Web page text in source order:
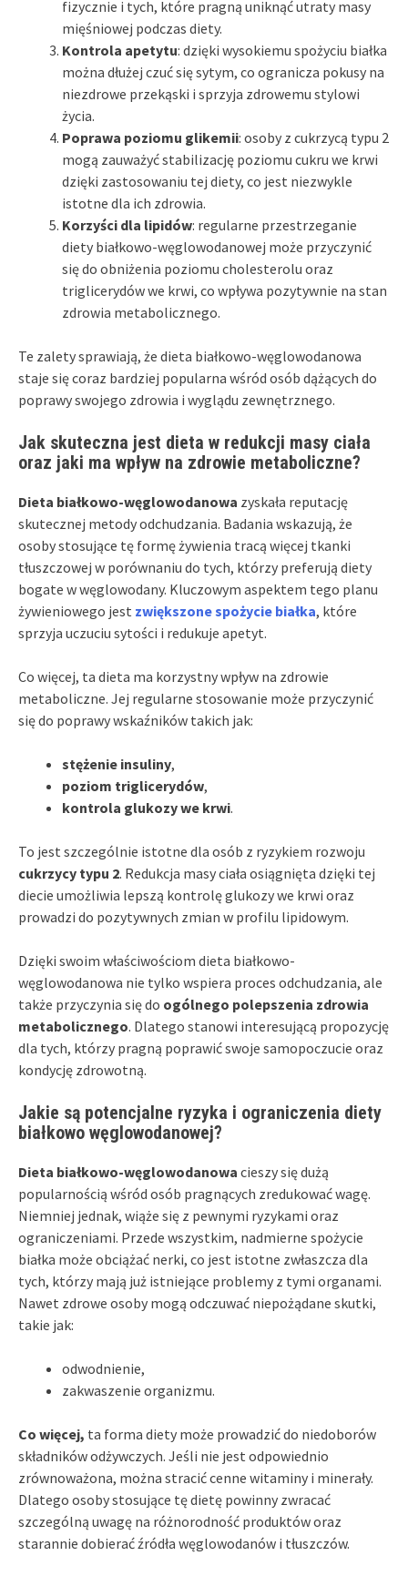
fizycznie i tych, które pragną uniknąć utraty masy
mięśniowej podczas diety.
Kontrola apetytu: dzięki wysokiemu spożyciu białka
można dłużej czuć się sytym, co ogranicza pokusy na
niezdrowe przekąski i sprzyja zdrowemu stylowi
życia.
Poprawa poziomu glikemii: osoby z cukrzycą typu 2
mogą zauważyć stabilizację poziomu cukru we krwi
dzięki zastosowaniu tej diety, co jest niezwykle
istotne dla ich zdrowia.
Korzyści dla lipidów: regularne przestrzeganie
diety białkowo-węglowodanowej może przyczynić
się do obniżenia poziomu cholesterolu oraz
triglicerydów we krwi, co wpływa pozytywnie na stan
zdrowia metabolicznego.
Te zalety sprawiają, że dieta białkowo-węglowodanowa
staje się coraz bardziej popularna wśród osób dążących do
poprawy swojego zdrowia i wyglądu zewnętrznego.
Jak skuteczna jest dieta w redukcji masy ciała
oraz jaki ma wpływ na zdrowie metaboliczne?
Dieta białkowo-węglowodanowa zyskała reputację
skutecznej metody odchudzania. Badania wskazują, że
osoby stosujące tę formę żywienia tracą więcej tkanki
tłuszczowej w porównaniu do tych, którzy preferują diety
bogate w węglowodany. Kluczowym aspektem tego planu
żywieniowego jest zwiększone spożycie białka, które
sprzyja uczuciu sytości i redukuje apetyt.
Co więcej, ta dieta ma korzystny wpływ na zdrowie
metaboliczne. Jej regularne stosowanie może przyczynić
się do poprawy wskaźników takich jak:
stężenie insuliny,
poziom triglicerydów,
kontrola glukozy we krwi.
To jest szczególnie istotne dla osób z ryzykiem rozwoju
cukrzycy typu 2. Redukcja masy ciała osiągnięta dzięki tej
diecie umożliwia lepszą kontrolę glukozy we krwi oraz
prowadzi do pozytywnych zmian w profilu lipidowym.
Dzięki swoim właściwościom dieta białkowo-
węglowodanowa nie tylko wspiera proces odchudzania, ale
także przyczynia się do ogólnego polepszenia zdrowia
metabolicznego. Dlatego stanowi interesującą propozycję
dla tych, którzy pragną poprawić swoje samopoczucie oraz
kondycję zdrowotną.
Jakie są potencjalne ryzyka i ograniczenia diety
białkowo węglowodanowej?
Dieta białkowo-węglowodanowa cieszy się dużą
popularnością wśród osób pragnących zredukować wagę.
Niemniej jednak, wiąże się z pewnymi ryzykami oraz
ograniczeniami. Przede wszystkim, nadmierne spożycie
białka może obciążać nerki, co jest istotne zwłaszcza dla
tych, którzy mają już istniejące problemy z tymi organami.
Nawet zdrowe osoby mogą odczuwać niepożądane skutki,
takie jak:
odwodnienie,
zakwaszenie organizmu.
Co więcej, ta forma diety może prowadzić do niedoborów
składników odżywczych. Jeśli nie jest odpowiednio
zrównoważona, można stracić cenne witaminy i minerały.
Dlatego osoby stosujące tę dietę powinny zwracać
szczególną uwagę na różnorodność produktów oraz
starannie dobierać źródła węglowodanów i tłuszczów.